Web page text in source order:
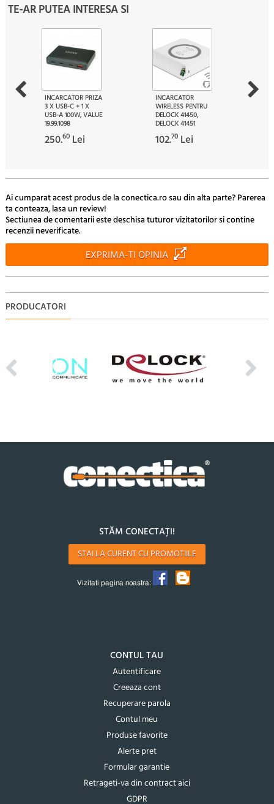
TE-AR PUTEA INTERESA SI
INCARCATOR PRIZA
3 X USB-C + 1 X
USB-A 100W, VALUE
19.99.1098
250.60 Lei
INCARCATOR
WIRELESS PENTRU
DELOCK 41450,
DELOCK 41451
102.70 Lei
Ai cumparat acest produs de la conectica.ro sau din alta parte? Parerea
ta conteaza, lasa un review!
Sectiunea de comentarii este deschisa tuturor vizitatorilor si contine
recenzii neverificate.
EXPRIMA-TI OPINIA
PRODUCATORI
STĂM CONECTAȚI!
STAI LA CURENT CU PROMOTIILE
Vizitati pagina noastra:
CONTUL TAU
Autentificare
Creeaza cont
Recuperare parola
Contul meu
Produse favorite
Alerte pret
Formular garantie
Retrageti-va din contract aici
GDPR